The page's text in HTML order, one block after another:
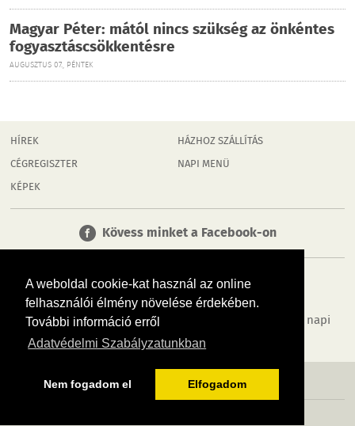
A weboldal cookie-kat használ az online
felhasználói élmény növelése érdekében.
További információ erről
Adatvédelmi Szabályzatunkban
Nem fogadom el Elfogadom
Magyar Péter: mától nincs szükség az önkéntes
fogyasztáscsökkentésre
AUGUSZTUS 07., PÉNTEK
HÍREK
CÉGREGISZTER
KÉPEK
HÁZHOZ SZÁLLÍTÁS
NAPI MENÜ
Kövess minket a Facebook-on
Tudj meg többet városodról! Hírek, programok, képek, napi
menü, cégek…. és minden, ami Dombóvár
MÉDIAAJÁNLÓ ADATVÉDELEM IMPRESSZUM RÓLUNK